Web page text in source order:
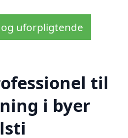
uforpligtende
til
i byer